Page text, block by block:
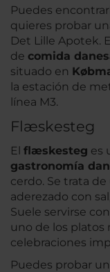
Puedes
quieres probar
Det Lille Apotek.
de comida
situado en
la estación de
línea M3.
Flæskesteg
El flæskesteg es
gastronomía
cerdo. Se trata
aderezado con
Suele servirse
uno de los platos
celebraciones
Puedes probar un